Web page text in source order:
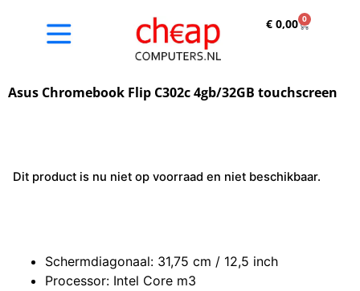
€0,00 0
Asus Chromebook Flip C302c 4gb/32GB touchscreen
Dit product is nu niet op voorraad en niet beschikbaar.
Schermdiagonaal: 31,75 cm / 12,5 inch
Processor: Intel Core m3